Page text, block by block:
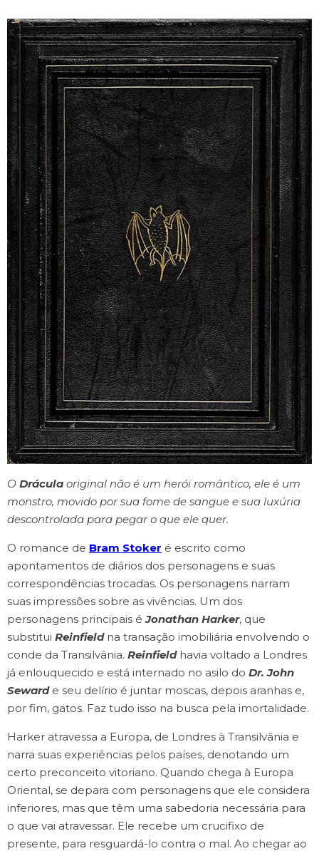
O Drácula original não é um herói romântico, ele é um
monstro, movido por sua fome de sangue e sua luxúria
descontrolada para pegar o que ele quer.
O romance de Bram Stoker é escrito como
apontamentos de diários dos personagens e suas
correspondências trocadas. Os personagens narram
suas impressões sobre as vivências. Um dos
personagens principais éJonathan Harker, que
substitui Reinfieldna transação imobiliária envolvendo o
conde da Transilvânia. Reinfieldhavia voltado a Londres
já enlouquecido e está internado no asilo do Dr. John
Sewarde seu delírio é juntar moscas, depois aranhas e,
por fim, gatos. Faz tudo isso na busca pela imortalidade.
Harker atravessa a Europa, de Londres à Transilvânia e
narra suas experiências pelos países, denotando um
certo preconceito vitoriano. Quando chega à Europa
Oriental, se depara com personagens que ele considera
inferiores, mas que têm uma sabedoria necessária para
o que vai atravessar. Ele recebe um crucifixo de
presente, para resguardá-lo contra o mal. Ao chegar ao